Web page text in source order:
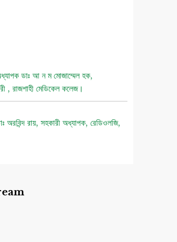
ডাঃ আ ন ম মোজাম্মেল হক,
, রাজশাহী মেডিকেল কলেজ।
অরবিন্দ রায়, সহকারী অধ্যাপক, রেডিওলজি,